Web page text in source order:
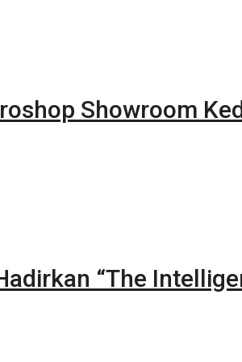
Showroom
“The